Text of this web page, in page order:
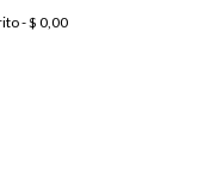
-$ 0,00